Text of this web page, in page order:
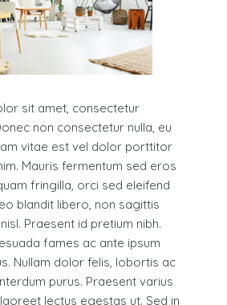
sit amet, consectetur
non consectetur nulla, eu
vitae est vel dolor porttitor
Mauris fermentum sed eros
fringilla, orci sed eleifend
blandit libero, non sagittis
Praesent id pretium nibh.
fames ac ante ipsum
Nullam dolor felis, lobortis ac
purus. Praesent varius
lectus egestas ut. Sed in